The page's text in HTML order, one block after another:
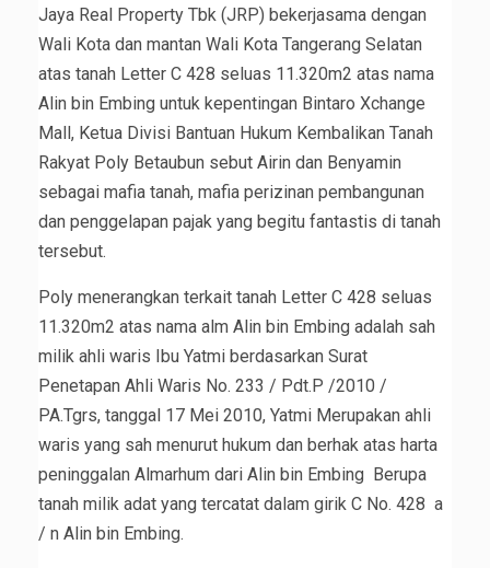
Jaya Real Property Tbk (JRP) bekerjasama dengan
Wali Kota dan mantan Wali Kota Tangerang Selatan
atas tanah Letter C 428 seluas 11.320m2 atas nama
Alin bin Embing untuk kepentingan Bintaro Xchange
Mall, Ketua Divisi Bantuan Hukum Kembalikan Tanah
Rakyat Poly Betaubun sebut Airin dan Benyamin
sebagai mafia tanah, mafia perizinan pembangunan
dan penggelapan pajak yang begitu fantastis di tanah
tersebut.
Poly menerangkan terkait tanah Letter C 428 seluas
11.320m2 atas nama alm Alin bin Embing adalah sah
milik ahli waris Ibu Yatmi berdasarkan Surat
Penetapan Ahli Waris No. 233 / Pdt.P /2010 /
PA.Tgrs, tanggal 17 Mei 2010, Yatmi Merupakan ahli
waris yang sah menurut hukum dan berhak atas harta
peninggalan Almarhum dari Alin bin Embing Berupa
tanah milik adat yang tercatat dalam girik C No. 428 a
/ n Alin bin Embing.